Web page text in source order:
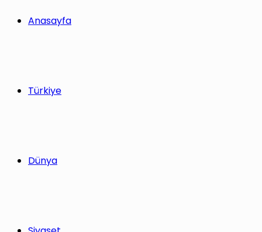
Anasayfa
Türkiye
Dünya